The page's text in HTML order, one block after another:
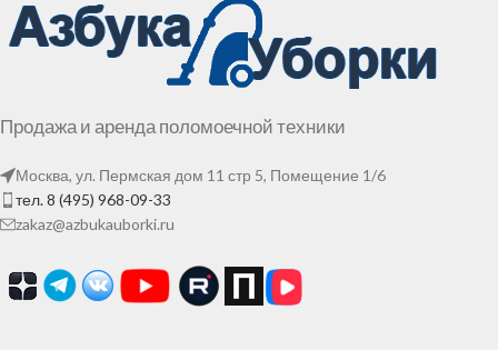
Продажа и аренда поломоечной техники
Москва, ул. Пермская дом 11 стр 5, Помещение 1/6
тел. 8 (495) 968-09-33
zakaz@azbukauborki.ru